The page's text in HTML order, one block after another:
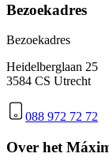
Bezoekadres
Bezoekadres
Heidelberglaan 25
3584 CS Utrecht
088 972 72 72
Over het